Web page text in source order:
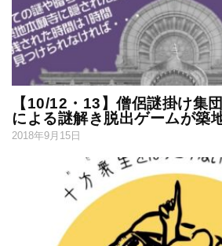
【10/12・13】僧侶謎掛け集
による謎解き脱出ゲームが築
2018年9月15日